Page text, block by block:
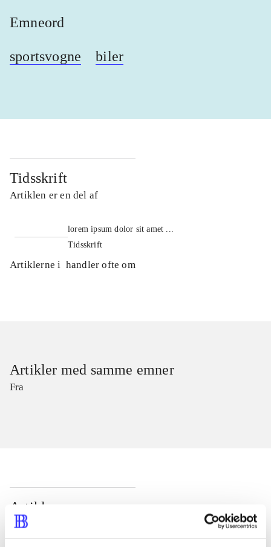
Emneord
sportsvogne biler
Tidsskrift
Artiklen er en del af
lorem ipsum dolor sit amet ...
Tidsskrift
Artiklerne i handler ofte om
Artikler med samme emner
Fra
Artikler
Alle registrerede artikler fordelt på udgivelser